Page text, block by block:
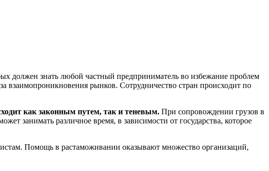
должен знать любой частный предприниматель во избежание проблем
взаимопроникновения рынков. Сотрудничество стран происходит по
как законным путем, так и теневым. При сопровождении грузов в
занимать различное время, в зависимости от государства, которое
Помощь в растаможивании оказывают множество организаций,